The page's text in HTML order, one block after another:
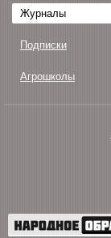
Журналы
Подписки
Агрошколы